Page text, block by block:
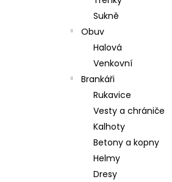
Sukně
Obuv
Halová
Venkovní
Brankáři
Rukavice
Vesty a chrániče
Kalhoty
Betony a kopny
Helmy
Dresy